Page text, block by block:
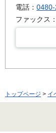
電話：
ファックス
トップページ > イ